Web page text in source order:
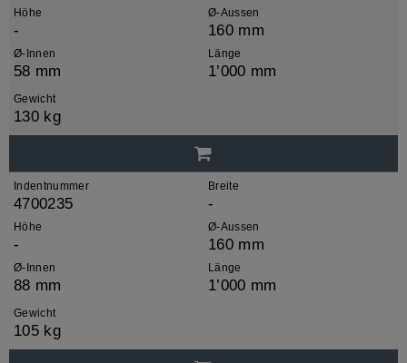
Höhe
-
Ø-Aussen
160 mm
Ø-Innen
58 mm
Länge
1’000 mm
Gewicht
130 kg
Indentnummer
4700235
Breite
-
Höhe
-
Ø-Aussen
160 mm
Ø-Innen
88 mm
Länge
1’000 mm
Gewicht
105 kg